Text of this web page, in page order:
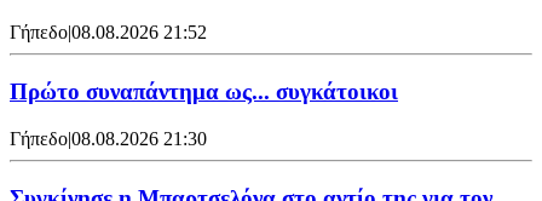
Γήπεδο|08.08.2026 21:52
Πρώτο συναπάντημα ως... συγκάτοικοι
Γήπεδο|08.08.2026 21:30